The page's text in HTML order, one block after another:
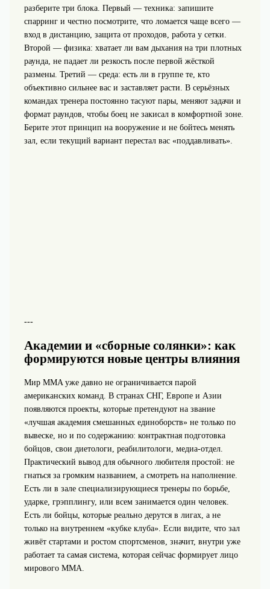
разберите три блока. Первый — техника: запишите
спарринг и честно посмотрите, что ломается чаще всего —
вход в дистанцию, защита от проходов, работа у сетки.
Второй — физика: хватает ли вам дыхания на три плотных
раунда, не падает ли резкость после первой жёсткой
размены. Третий — среда: есть ли в группе те, кто
объективно сильнее вас и заставляет расти. В серьёзных
командах тренера постоянно тасуют пары, меняют задачи и
формат раундов, чтобы боец не закисал в комфортной зоне.
Берите этот принцип на вооружение и не бойтесь менять
зал, если текущий вариант перестал вас «поддавливать».
---
Академии и «сборные солянки»: как
формируются новые центры влияния
Мир MMA уже давно не ограничивается парой
американских команд. В странах СНГ, Европе и Азии
появляются проекты, которые претендуют на звание
«лучшая академия смешанных единоборств» не только по
вывеске, но и по содержанию: контрактная подготовка
бойцов, свои диетологи, реабилитологи, медиа-отдел.
Практический вывод для обычного любителя простой: не
гнаться за громким названием, а смотреть на наполнение.
Есть ли в зале специализирующиеся тренеры по борьбе,
ударке, грэпплингу, или всем занимается один человек.
Есть ли бойцы, которые реально дерутся в лигах, а не
только на внутреннем «кубке клуба». Если видите, что зал
живёт стартами и ростом спортсменов, значит, внутри уже
работает та самая система, которая сейчас формирует лицо
мирового MMA.